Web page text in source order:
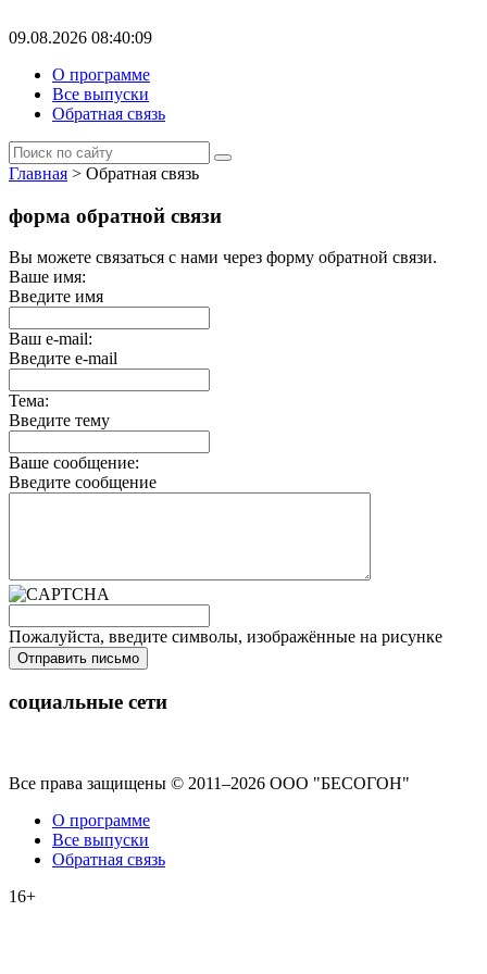
09.08.2026 08:40:09
О программе
Все выпуски
Обратная связь
Главная > Обратная связь
форма обратной связи
Вы можете связаться с нами через форму обратной связи.
Ваше имя:
Введите имя
Ваш e-mail:
Введите e-mail
Тема:
Введите тему
Ваше сообщение:
Введите сообщение
Пожалуйста, введите символы, изображённые на рисунке
Отправить письмо
социальные сети
Все права защищены © 2011–2026 ООО "БЕСОГОН"
О программе
Все выпуски
Обратная связь
16+